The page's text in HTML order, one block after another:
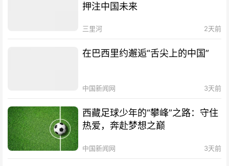
押注中国未来
三里河 2天前
在巴西里约邂逅“舌尖上的中国”
中国新闻网 3天前
西藏足球少年的“攀峰”之路：守住
热爱，奔赴梦想之巅
中国新闻网 3天前